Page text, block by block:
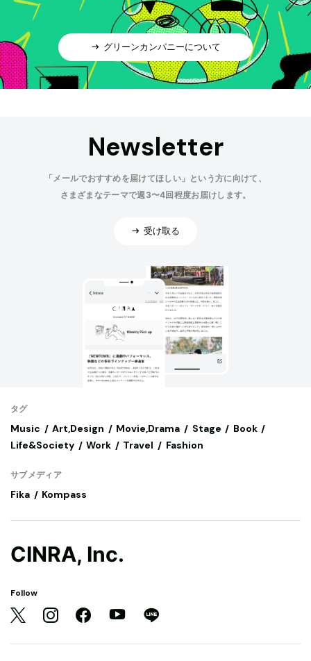
グリーンカンパニーについて
Newsletter
「メールでおすすめを届けてほしい」という方に向けて、
さまざまなテーマで週3〜4回程度お届けします。
受け取る
タグ
Music Art,Design Movie,Drama Stage
Book
Life&Society
Work Travel Fashion
サブメディア
Fika Kompass
CINRA, Inc.
Follow